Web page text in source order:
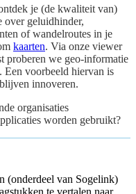
je (de kwaliteit van)
geluidhinder,
of wandelroutes in je
kaarten. Via onze viewer
proberen we geo-informatie
Een voorbeeld hiervan is
innoveren.
organisaties
worden gebruikt?
(onderdeel van Sogelink)
te vertalen naar